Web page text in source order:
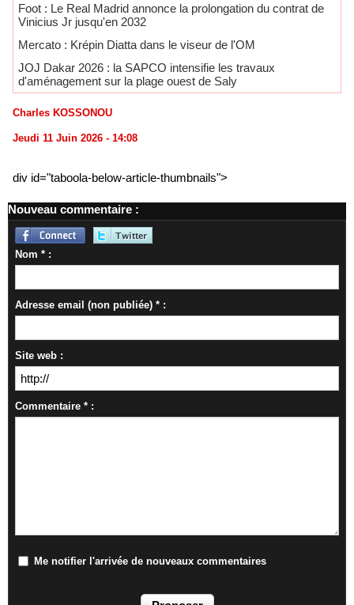
Foot : Le Real Madrid annonce la prolongation du contrat de
Vinicius Jr jusqu'en 2032
Mercato : Krépin Diatta dans le viseur de l'OM
JOJ Dakar 2026 : la SAPCO intensifie les travaux
d'aménagement sur la plage ouest de Saly
Charles KOSSONOU
Jeudi 11 Juin 2026 - 14:08
div id="taboola-below-article-thumbnails">
Nouveau commentaire :
Nom * :
Adresse email (non publiée) * :
Site web :
Commentaire * :
Me notifier l'arrivée de nouveaux commentaires